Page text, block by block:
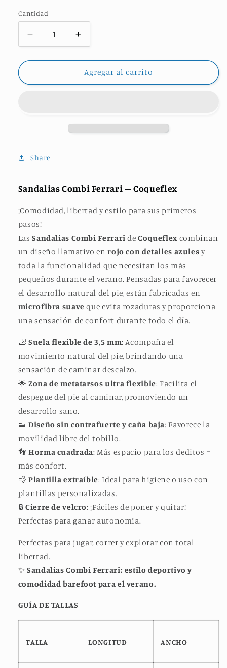
o
no
disponibledisponible
Cantidad
Reducir
cantidad
para
SANDALIAS
COMBI
Aumentar
cantidad
para
SANDALIAS
COMBI
Agregar al carrito
Share
Sandalias Combi Ferrari – Coqueflex
¡Comodidad, libertad y estilo para sus primeros
pasos!
LasSandalias Combi Ferrari deCoqueflex combinan
un diseño llamativo enrojo con detalles azules y
toda la funcionalidad que necesitan los más
pequeños durante el verano. Pensadas para favorecer
el desarrollo natural del pie, están fabricadas en
microfibra suave que evita rozaduras y proporciona
una sensación de confort durante todo el día.
🦶Suela flexible de 3,5 mm: Acompaña el
movimiento natural del pie, brindando una
sensación de caminar descalzo.
🌟Zona de metatarsos ultra flexible: Facilita el
despegue del pie al caminar, promoviendo un
desarrollo sano.
👟Diseño sin contrafuerte y caña baja: Favorece la
movilidad libre del tobillo.
👣Horma cuadrada: Más espacio para los deditos =
más confort.
💨Plantilla extraíble: Ideal para higiene o uso con
plantillas personalizadas.
🔒Cierre de velcro: ¡Fáciles de poner y quitar!
Perfectas para ganar autonomía.
Perfectas para jugar, correr y explorar con total
libertad.
✨Sandalias Combi Ferrari: estilo deportivo y
comodidad barefoot para el verano.
GUÍA DE TALLAS
TALLA LONGITUD ANCHO